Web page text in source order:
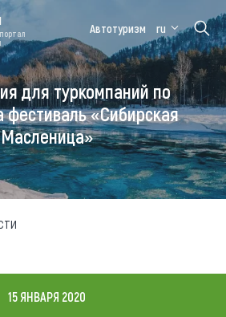
Медицинский
форум
Алтайская
зимовка
Автотуризм ru
для туркомпаний по
фестиваль «Сибирская
Масленица»
15 ЯНВАРЯ 2020